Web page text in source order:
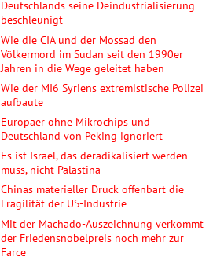
Deutschlands seine Deindustrialisierung
beschleunigt
Wie die CIA und der Mossad den
Völkermord im Sudan seit den 1990er
Jahren in die Wege geleitet haben
Wie der MI6 Syriens extremistische Polizei
aufbaute
Europäer ohne Mikrochips und
Deutschland von Peking ignoriert
Es ist Israel, das deradikalisiert werden
muss, nicht Palästina
Chinas materieller Druck offenbart die
Fragilität der US-Industrie
Mit der Machado-Auszeichnung verkommt
der Friedensnobelpreis noch mehr zur
Farce